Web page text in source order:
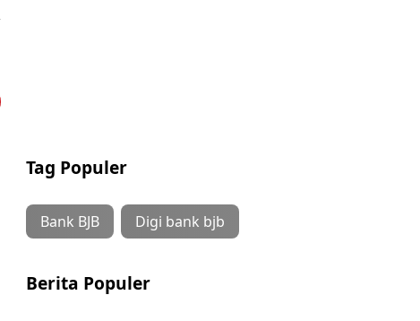
Tag Populer
Bank BJB Digi bank bjb
Berita Populer